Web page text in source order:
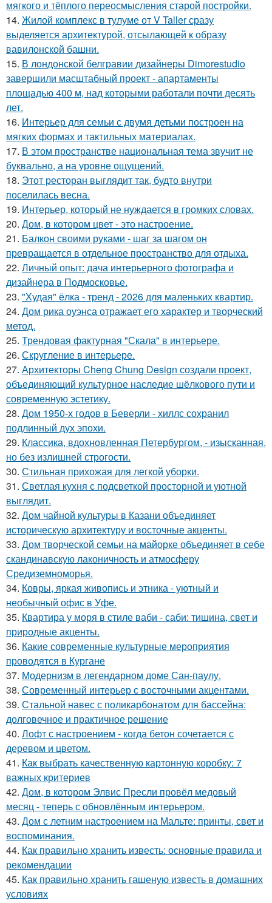
мягкого и тёплого переосмысления старой постройки.
14. Жилой комплекс в тулуме от V Taller сразу
выделяется архитектурой, отсылающей к образу
вавилонской башни.
15. В лондонской белгравии дизайнеры Dimorestudio
завершили масштабный проект - апартаменты
площадью 400 м, над которыми работали почти десять
лет.
16. Интерьер для семьи с двумя детьми построен на
мягких формах и тактильных материалах.
17. В этом пространстве национальная тема звучит не
буквально, а на уровне ощущений.
18. Этот ресторан выглядит так, будто внутри
поселилась весна.
19. Интерьер, который не нуждается в громких словах.
20. Дом, в котором цвет - это настроение.
21. Балкон своими руками - шаг за шагом он
превращается в отдельное пространство для отдыха.
22. Личный опыт: дача интерьерного фотографа и
дизайнера в Подмосковье.
23. "Худая" ёлка - тренд - 2026 для маленьких квартир.
24. Дом рика оуэнса отражает его характер и творческий
метод.
25. Трендовая фактурная "Скала" в интерьере.
26. Скругление в интерьере.
27. Архитекторы Cheng Chung Design создали проект,
объединяющий культурное наследие шёлкового пути и
современную эстетику.
28. Дом 1950-х годов в Беверли - хиллс сохранил
подлинный дух эпохи.
29. Классика, вдохновленная Петербургом, - изысканная,
но без излишней строгости.
30. Стильная прихожая для легкой уборки.
31. Светлая кухня с подсветкой просторной и уютной
выглядит.
32. Дом чайной культуры в Казани объединяет
историческую архитектуру и восточные акценты.
33. Дом творческой семьи на майорке объединяет в себе
скандинавскую лаконичность и атмосферу
Средиземноморья.
34. Ковры, яркая живопись и этника - уютный и
необычный офис в Уфе.
35. Квартира у моря в стиле ваби - саби: тишина, свет и
природные акценты.
36. Какие современные культурные мероприятия
проводятся в Кургане
37. Модернизм в легендарном доме Сан-паулу.
38. Современный интерьер с восточными акцентами.
39. Стальной навес с поликарбонатом для бассейна:
долговечное и практичное решение
40. Лофт с настроением - когда бетон сочетается с
деревом и цветом.
41. Как выбрать качественную картонную коробку: 7
важных критериев
42. Дом, в котором Элвис Пресли провёл медовый
месяц - теперь с обновлённым интерьером.
43. Дом с летним настроением на Мальте: принты, свет и
воспоминания.
44. Как правильно хранить известь: основные правила и
рекомендации
45. Как правильно хранить гашеную известь в домашних
условиях